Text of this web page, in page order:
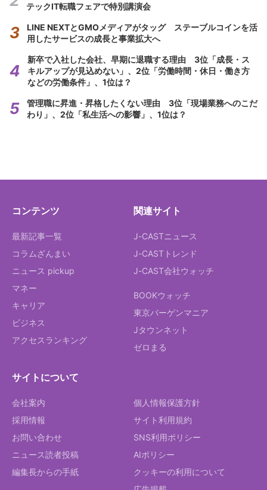
テックIT転職フェアで特別講演会
LINE NEXTとGMOメディアがタッグ ステーブルコインを活
用したサービスの成長と事業拡大へ
新卒で入社した会社、早期に退職する理由 3位「成長・ス
キルアップが見込めない」、2位「労働時間・休日・働き方
などの労働条件」、1位は？
管理職に昇進・昇格したくない理由 3位「現場業務へのこだ
わり」、2位「私生活への影響」、1位は？
コンテンツ
最新記事一覧
コラムざんまい
ニュース pickup
マネー
キャリア
ビジネス
アクセスランキング
関連サイト
J-CASTニュース
J-CASTトレンド
J-CAST会社ウォッチ
BOOKウォッチ
東京バーゲンマニア
Jタウンネット
ゼロまる
サイトについて
会社案内
採用情報
お問い合わせ
ニュース読者投稿
編集長からの手紙
個人情報保護方針
サイト利用規約
SNS利用ポリシー
AIポリシー
クッキーの利用について